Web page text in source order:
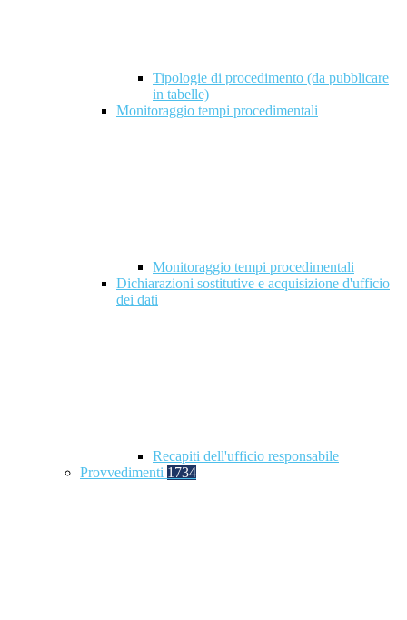
Tipologie di procedimento (da pubblicare
in tabelle)
Monitoraggio tempi procedimentali
Monitoraggio tempi procedimentali
Dichiarazioni sostitutive e acquisizione d'ufficio
dei dati
Recapiti dell'ufficio responsabile
Provvedimenti 1734